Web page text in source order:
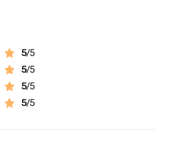
5/5
5/5
5/5
5/5